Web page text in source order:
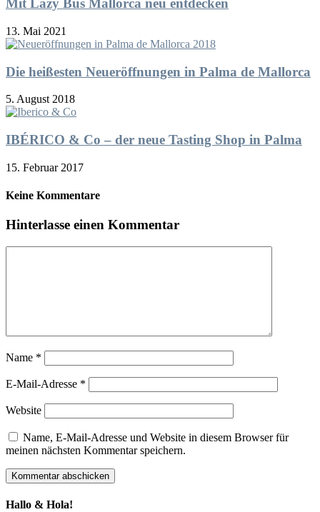
Mit Lazy Bus Mallorca neu entdecken
13. Mai 2021
Die heißesten Neueröffnungen in Palma de Mallorca
5. August 2018
IBÉRICO & Co – der neue Tasting Shop in Palma
15. Februar 2017
Keine Kommentare
Hinterlasse einen Kommentar
Name *
E-Mail-Adresse *
Website
Name, E-Mail-Adresse und Website in diesem Browser für
meinen nächsten Kommentar speichern.
Hallo & Hola!